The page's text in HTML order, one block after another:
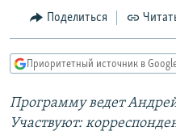
Вернутся
поиску
КАВКАЗ.РЕАЛИИ
СИБИРЬ.РЕАЛИИ
РАСПИСАНИЕ ВЕЩАНИЯ
Поделиться
Приоритетный источник в
Программу ведет
Участвуют: